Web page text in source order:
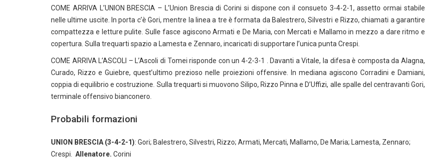
COME ARRIVA L’UNION BRESCIA – L’Union Brescia di Corini si dispone con il consueto 3-4-2-1, assetto ormai stabile
nelle ultime uscite. In porta c’è Gori, mentre la linea a tre è formata da Balestrero, Silvestri e Rizzo, chiamati a garantire
compattezza e letture pulite. Sulle fasce agiscono Armati e De Maria, con Mercati e Mallamo in mezzo a dare ritmo e
copertura. Sulla trequarti spazio a Lamesta e Zennaro, incaricati di supportare l’unica punta Crespi.
COME ARRIVA L’ASCOLI – L’Ascoli di Tomei risponde con un 4-2-3-1 . Davanti a Vitale, la difesa è composta da Alagna,
Curado, Rizzo e Guiebre, quest’ultimo prezioso nelle proiezioni offensive. In mediana agiscono Corradini e Damiani,
coppia di equilibrio e costruzione. Sulla trequarti si muovono Silipo, Rizzo Pinna e D’Uffizi, alle spalle del centravanti Gori,
terminale offensivo bianconero.
Probabili formazioni
UNION BRESCIA (3-4-2-1): Gori; Balestrero, Silvestri, Rizzo; Armati, Mercati, Mallamo, De Maria; Lamesta, Zennaro;
Crespi. Allenatore. Corini